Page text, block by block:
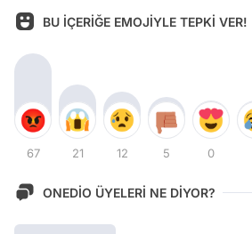
BU İÇERİĞE EMOJİYLE TEPKİ VER!
67 21 12 5 0
ONEDİO ÜYELERİ NE DİYOR?